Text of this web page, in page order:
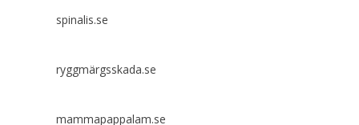
spinalis.se
ryggmärgsskada.se
mammapappalam.se